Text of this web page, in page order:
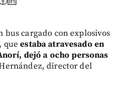
bus cargado con explosivos
queestaba atravesado en
dejó a ocho personas
director del